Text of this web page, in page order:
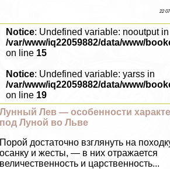
22
Notice: Undefined variable: nooutput in
/var/www/iq22059882/data/www/
on line 15
Notice: Undefined variable: yarss in
/var/www/iq22059882/data/www/
on line 19
Лунный Лев — особенности
под Луной во Льве
Порой достаточно взглянуть на
осанку и жесты, — в них отражается
величественность и царственность...